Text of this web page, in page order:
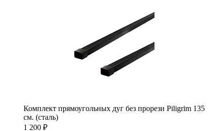
Комплект прямоугольных дуг без прорези Piligrim 135
см. (сталь)
1 200 ₽